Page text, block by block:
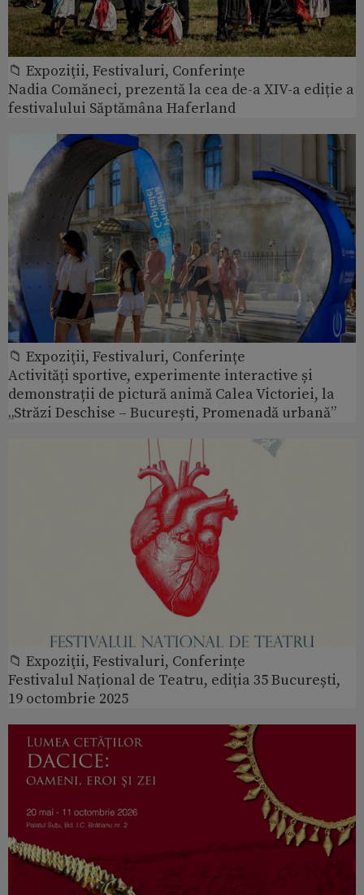
📁 Expoziţii, Festivaluri, Conferințe
Nadia Comăneci, prezentă la cea de-a XIV-a ediție a
festivalului Săptămâna Haferland
📁 Expoziţii, Festivaluri, Conferințe
Activități sportive, experimente interactive și
demonstrații de pictură animă Calea Victoriei, la
„Străzi Deschise – București, Promenadă urbană”
📁 Expoziţii, Festivaluri, Conferințe
Festivalul Național de Teatru, ediția 35 București,
19 octombrie 2025